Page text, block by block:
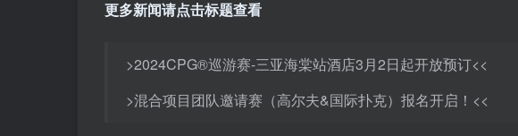
更多新闻请点击标题查看
>2024CPG®巡游赛-三亚海棠站酒店3月2日起开放预订<<
>混合项目团队邀请赛（高尔夫&国际扑克）报名开启！<<